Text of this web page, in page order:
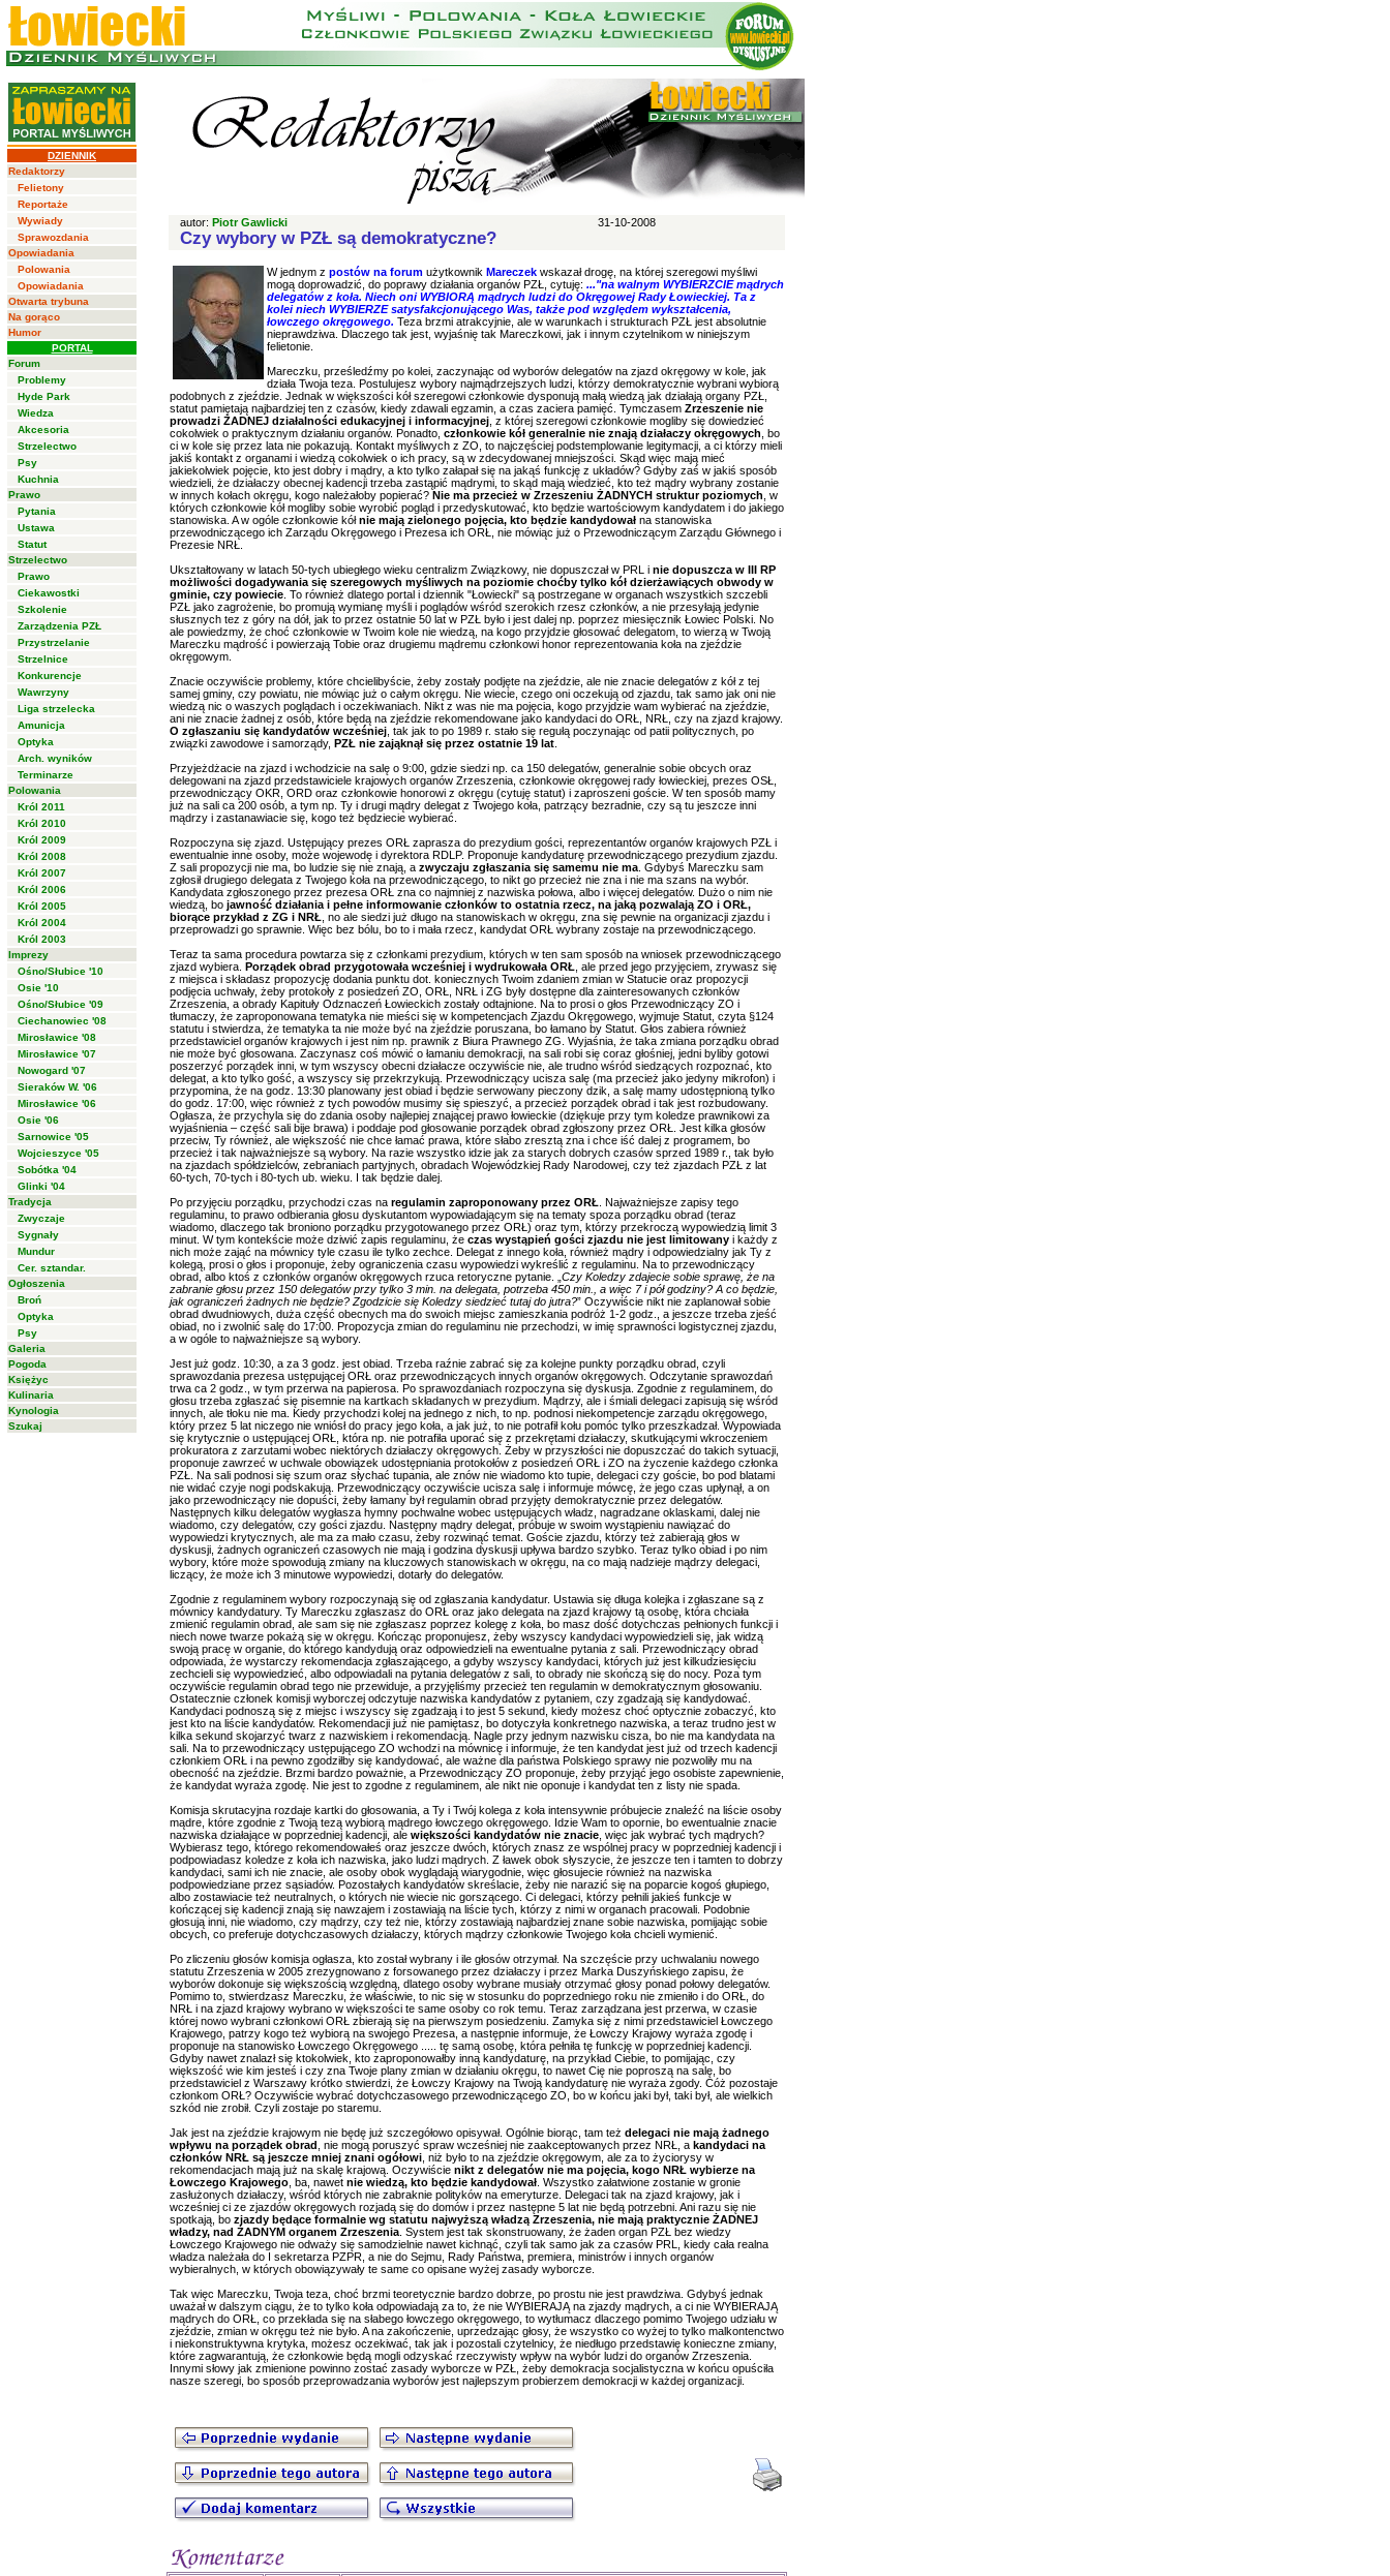
DZIENNIK
Redaktorzy
Felietony
Reportaże
Wywiady
Sprawozdania
Opowiadania
Polowania
Opowiadania
Otwarta trybuna
Na gorąco
Humor
PORTAL
Forum
Problemy
Hyde Park
Wiedza
Akcesoria
Strzelectwo
Psy
Kuchnia
Prawo
Pytania
Ustawa
Statut
Strzelectwo
Prawo
Ciekawostki
Szkolenie
Zarządzenia PZŁ
Przystrzelanie
Strzelnice
Konkurencje
Wawrzyny
Liga strzelecka
Amunicja
Optyka
Arch. wyników
Terminarze
Polowania
Król 2011
Król 2010
Król 2009
Król 2008
Król 2007
Król 2006
Król 2005
Król 2004
Król 2003
Imprezy
Ośno/Słubice '10
Osie '10
Ośno/Słubice '09
Ciechanowiec '08
Mirosławice '08
Mirosławice '07
Nowogard '07
Sieraków W. '06
Mirosławice '06
Osie '06
Sarnowice '05
Wojcieszyce '05
Sobótka '04
Glinki '04
Tradycja
Zwyczaje
Sygnały
Mundur
Cer. sztandar.
Ogłoszenia
Broń
Optyka
Psy
Galeria
Pogoda
Księżyc
Kulinaria
Kynologia
Szukaj
autor: Piotr Gawlicki 31-10-2008
Czy wybory w PZŁ są demokratyczne?
W jednym z postów na forum użytkownik Mareczek wskazał drogę, na której szeregowi myśliwi
mogą doprowadzić, do poprawy działania organów PZŁ, cytuję: ..."na walnym WYBIERZCIE mądrych
delegatów z koła. Niech oni WYBIORĄ mądrych ludzi do Okręgowej Rady Łowieckiej. Ta z
kolei niech WYBIERZE satysfakcjonującego Was, także pod względem wykształcenia,
łowczego okręgowego. Teza brzmi atrakcyjnie, ale w warunkach i strukturach PZŁ jest absolutnie
nieprawdziwa. Dlaczego tak jest, wyjaśnię tak Mareczkowi, jak i innym czytelnikom w niniejszym
felietonie.
Mareczku, prześledźmy po kolei, zaczynając od wyborów delegatów na zjazd okręgowy w kole, jak
działa Twoja teza. Postulujesz wybory najmądrzejszych ludzi, którzy demokratycznie wybrani wybiorą
podobnych z zjeździe. Jednak w większości kół szeregowi członkowie dysponują małą wiedzą jak działają organy PZŁ,
statut pamiętają najbardziej ten z czasów, kiedy zdawali egzamin, a czas zaciera pamięć. Tymczasem Zrzeszenie nie
prowadzi ŻADNEJ działalności edukacyjnej i informacyjnej , z której szeregowi członkowie mogliby się dowiedzieć
cokolwiek o praktycznym działaniu organów. Ponadto, członkowie kół generalnie nie znają działaczy okręgowych , bo
ci w kole się przez lata nie pokazują. Kontakt myśliwych z ZO, to najczęściej podstemplowanie legitymacji, a ci którzy mieli
jakiś kontakt z organami i wiedzą cokolwiek o ich pracy, są w zdecydowanej mniejszości. Skąd więc mają mieć
jakiekolwiek pojęcie, kto jest dobry i mądry, a kto tylko załapał się na jakąś funkcję z układów? Gdyby zaś w jakiś sposób
wiedzieli, że działaczy obecnej kadencji trzeba zastąpić mądrymi, to skąd mają wiedzieć, kto też mądry wybrany zostanie
w innych kołach okręgu, kogo należałoby popierać? Nie ma przecież w Zrzeszeniu ŻADNYCH struktur poziomych , w
których członkowie kół mogliby sobie wyrobić pogląd i przedyskutować, kto będzie wartościowym kandydatem i do jakiego
stanowiska. A w ogóle członkowie kółnie mają zielonego pojęcia, kto będzie kandydował na stanowiska
przewodniczącego ich Zarządu Okręgowego i Prezesa ich ORŁ, nie mówiąc już o Przewodniczącym Zarządu Głównego i
Prezesie NRŁ.
Ukształtowany w latach 50-tych ubiegłego wieku centralizm Związkowy, nie dopuszczał w PRL i nie dopuszcza w III RP
możliwości dogadywania się szeregowych myśliwych na poziomie choćby tylko kół dzierżawiących obwody w
gminie, czy powiecie . To również dlatego portal i dziennik "Łowiecki" są postrzegane w organach wszystkich szczebli
PZŁ jako zagrożenie, bo promują wymianę myśli i poglądów wśród szerokich rzesz członków, a nie przesyłają jedynie
słusznych tez z góry na dół, jak to przez ostatnie 50 lat w PZŁ było i jest dalej np. poprzez miesięcznik Łowiec Polski. No
ale powiedzmy, że choć członkowie w Twoim kole nie wiedzą, na kogo przyjdzie głosować delegatom, to wierzą w Twoją
Mareczku mądrość i powierzają Tobie oraz drugiemu mądremu członkowi honor reprezentowania koła na zjeździe
okręgowym.
Znacie oczywiście problemy, które chcielibyście, żeby zostały podjęte na zjeździe, ale nie znacie delegatów z kół z tej
samej gminy, czy powiatu, nie mówiąc już o całym okręgu. Nie wiecie, czego oni oczekują od zjazdu, tak samo jak oni nie
wiedzą nic o waszych poglądach i oczekiwaniach. Nikt z was nie ma pojęcia, kogo przyjdzie wam wybierać na zjeździe,
ani nie znacie żadnej z osób, które będą na zjeździe rekomendowane jako kandydaci do ORŁ, NRŁ, czy na zjazd krajowy.
O zgłaszaniu się kandydatów wcześniej , tak jak to po 1989 r. stało się regułą poczynając od patii politycznych, po
związki zawodowe i samorządy, PZŁ nie zająknął się przez ostatnie 19 lat
Przyjeżdżacie na zjazd i wchodzicie na salę o 9:00, gdzie siedzi np. ca 150 delegatów, generalnie sobie obcych oraz
delegowani na zjazd przedstawiciele krajowych organów Zrzeszenia, członkowie okręgowej rady łowieckiej, prezes OSŁ,
przewodniczący OKR, ORD oraz członkowie honorowi z okręgu (cytuję statut) i zaproszeni goście. W ten sposób mamy
już na sali ca 200 osób, a tym np. Ty i drugi mądry delegat z Twojego koła, patrzący bezradnie, czy są tu jeszcze inni
mądrzy i zastanawiacie się, kogo też będziecie wybierać.
Rozpoczyna się zjazd. Ustępujący prezes ORŁ zaprasza do prezydium gości, reprezentantów organów krajowych PZŁ i
ewentualnie inne osoby, może wojewodę i dyrektora RDLP. Proponuje kandydaturę przewodniczącego prezydium zjazdu.
Z sali propozycji nie ma, bo ludzie się nie znają, a zwyczaju zgłaszania się samemu nie ma . Gdybyś Mareczku sam
zgłosił drugiego delegata z Twojego koła na przewodniczącego, to nikt go przecież nie zna i nie ma szans na wybór.
Kandydata zgłoszonego przez prezesa ORŁ zna co najmniej z nazwiska połowa, albo i więcej delegatów. Dużo o nim nie
wiedzą, bo jawność działania i pełne informowanie członków to ostatnia rzecz, na jaką pozwalają ZO i ORŁ,
biorące przykład z ZG i NRŁ , no ale siedzi już długo na stanowiskach w okręgu, zna się pewnie na organizacji zjazdu i
przeprowadzi go sprawnie. Więc bez bólu, bo to i mała rzecz, kandydat ORŁ wybrany zostaje na przewodniczącego.
Teraz ta sama procedura powtarza się z członkami prezydium, których w ten sam sposób na wniosek przewodniczącego
zjazd wybiera. Porządek obrad przygotowała wcześniej i wydrukowała ORŁ , ale przed jego przyjęciem, zrywasz się
z miejsca i składasz propozycję dodania punktu dot. koniecznych Twoim zdaniem zmian w Statucie oraz propozycji
podjęcia uchwały, żeby protokoły z posiedzeń ZO, ORŁ, NRŁ i ZG były dostępne dla zainteresowanych członków
Zrzeszenia, a obrady Kapituły Odznaczeń Łowieckich zostały odtajnione. Na to prosi o głos Przewodniczący ZO i
tłumaczy, że zaproponowana tematyka nie mieści się w kompetencjach Zjazdu Okręgowego, wyjmuje Statut, czyta §124
statutu i stwierdza, że tematyka ta nie może być na zjeździe poruszana, bo łamano by Statut. Głos zabiera również
przedstawiciel organów krajowych i jest nim np. prawnik z Biura Prawnego ZG. Wyjaśnia, że taka zmiana porządku obrad
nie może być głosowana. Zaczynasz coś mówić o łamaniu demokracji, na sali robi się coraz głośniej, jedni byliby gotowi
poszerzyć porządek inni, w tym wszyscy obecni działacze oczywiście nie, ale trudno wśród siedzących rozpoznać, kto
delegat, a kto tylko gość, a wszyscy się przekrzykują. Przewodniczący ucisza salę (ma przecież jako jedyny mikrofon) i
przypomina, że na godz. 13:30 planowany jest obiad i będzie serwowany pieczony dzik, a salę mamy udostępnioną tylko
do godz. 17:00, więc również z tych powodów musimy się spieszyć, a przecież porządek obrad i tak jest rozbudowany.
Ogłasza, że przychyla się do zdania osoby najlepiej znającej prawo łowieckie (dziękuje przy tym koledze prawnikowi za
wyjaśnienia – część sali bije brawa) i poddaje pod głosowanie porządek obrad zgłoszony przez ORŁ. Jest kilka głosów
przeciw, Ty również, ale większość nie chce łamać prawa, które słabo zresztą zna i chce iść dalej z programem, bo
przecież i tak najważniejsze są wybory. Na razie wszystko idzie jak za starych dobrych czasów sprzed 1989 r., tak było
na zjazdach spółdzielców, zebraniach partyjnych, obradach Wojewódzkiej Rady Narodowej, czy też zjazdach PZŁ z lat
60-tych, 70-tych i 80-tych ub. wieku. I tak będzie dalej.
Po przyjęciu porządku, przychodzi czas na regulamin zaproponowany przez ORŁ . Najważniejsze zapisy tego
regulaminu, to prawo odbierania głosu dyskutantom wypowiadającym się na tematy spoza porządku obrad (teraz
wiadomo, dlaczego tak broniono porządku przygotowanego przez ORŁ) oraz tym, którzy przekroczą wypowiedzią limit 3
minut. W tym kontekście może dziwić zapis regulaminu, że czas wystąpień gości zjazdu nie jest limitowany i każdy z
nich może zająć na mównicy tyle czasu ile tylko zechce. Delegat z innego koła, również mądry i odpowiedzialny jak Ty z
kolegą, prosi o głos i proponuje, żeby ograniczenia czasu wypowiedzi wykreślić z regulaminu. Na to przewodniczący
obrad, albo ktoś z członków organów okręgowych rzuca retoryczne pytanie. „ Czy Koledzy zdajecie sobie sprawę, że na
zabranie głosu przez 150 delegatów przy tylko 3 min. na delegata, potrzeba 450 min., a więc 7 i pół godziny? A co będzie,
jak ograniczeń żadnych nie będzie? Zgodzicie się Koledzy siedzieć tutaj do jutra?” Oczywiście nikt nie zaplanował sobie
obrad dwudniowych, duża część obecnych ma do swoich miejsc zamieszkania podróż 1-2 godz., a jeszcze trzeba zjeść
obiad, no i zwolnić salę do 17:00. Propozycja zmian do regulaminu nie przechodzi, w imię sprawności logistycznej zjazdu,
a w ogóle to najważniejsze są wybory.
Jest już godz. 10:30, a za 3 godz. jest obiad. Trzeba raźnie zabrać się za kolejne punkty porządku obrad, czyli
sprawozdania prezesa ustępującej ORŁ oraz przewodniczących innych organów okręgowych. Odczytanie sprawozdań
trwa ca 2 godz., w tym przerwa na papierosa. Po sprawozdaniach rozpoczyna się dyskusja. Zgodnie z regulaminem, do
głosu trzeba zgłaszać się pisemnie na kartkach składanych w prezydium. Mądrzy, ale i śmiali delegaci zapisują się wśród
innych, ale tłoku nie ma. Kiedy przychodzi kolej na jednego z nich, to np. podnosi niekompetencje zarządu okręgowego,
który przez 5 lat niczego nie wniósł do pracy jego koła, a jak już, to nie potrafił kołu pomóc tylko przeszkadzał. Wypowiada
się krytycznie o ustępującej ORŁ, która np. nie potrafiła uporać się z przekrętami działaczy, skutkującymi wkroczeniem
prokuratora z zarzutami wobec niektórych działaczy okręgowych. Żeby w przyszłości nie dopuszczać do takich sytuacji,
proponuje zawrzeć w uchwale obowiązek udostępniania protokołów z posiedzeń ORŁ i ZO na życzenie każdego członka
PZŁ. Na sali podnosi się szum oraz słychać tupania, ale znów nie wiadomo kto tupie, delegaci czy goście, bo pod blatami
nie widać czyje nogi podskakują. Przewodniczący oczywiście ucisza salę i informuje mówcę, że jego czas upłynął, a on
jako przewodniczący nie dopuści, żeby łamany był regulamin obrad przyjęty demokratycznie przez delegatów.
Następnych kilku delegatów wygłasza hymny pochwalne wobec ustępujących władz, nagradzane oklaskami, dalej nie
wiadomo, czy delegatów, czy gości zjazdu. Następny mądry delegat, próbuje w swoim wystąpieniu nawiązać do
wypowiedzi krytycznych, ale ma za mało czasu, żeby rozwinąć temat. Goście zjazdu, którzy też zabierają głos w
dyskusji, żadnych ograniczeń czasowych nie mają i godzina dyskusji upływa bardzo szybko. Teraz tylko obiad i po nim
wybory, które może spowodują zmiany na kluczowych stanowiskach w okręgu, na co mają nadzieje mądrzy delegaci,
liczący, że może ich 3 minutowe wypowiedzi, dotarły do delegatów.
Zgodnie z regulaminem wybory rozpoczynają się od zgłaszania kandydatur. Ustawia się długa kolejka i zgłaszane są z
mównicy kandydatury. Ty Mareczku zgłaszasz do ORŁ oraz jako delegata na zjazd krajowy tą osobę, która chciała
zmienić regulamin obrad, ale sam się nie zgłaszasz poprzez kolegę z koła, bo masz dość dotychczas pełnionych funkcji i
niech nowe twarze pokażą się w okręgu. Kończąc proponujesz, żeby wszyscy kandydaci wypowiedzieli się, jak widzą
swoją pracę w organie, do którego kandydują oraz odpowiedzieli na ewentualne pytania z sali. Przewodniczący obrad
odpowiada, że wystarczy rekomendacja zgłaszającego, a gdyby wszyscy kandydaci, których już jest kilkudziesięciu
zechcieli się wypowiedzieć, albo odpowiadali na pytania delegatów z sali, to obrady nie skończą się do nocy. Poza tym
oczywiście regulamin obrad tego nie przewiduje, a przyjęliśmy przecież ten regulamin w demokratycznym głosowaniu.
Ostatecznie członek komisji wyborczej odczytuje nazwiska kandydatów z pytaniem, czy zgadzają się kandydować.
Kandydaci podnoszą się z miejsc i wszyscy się zgadzają i to jest 5 sekund, kiedy możesz choć optycznie zobaczyć, kto
jest kto na liście kandydatów. Rekomendacji już nie pamiętasz, bo dotyczyła konkretnego nazwiska, a teraz trudno jest w
kilka sekund skojarzyć twarz z nazwiskiem i rekomendacją. Nagle przy jednym nazwisku cisza, bo nie ma kandydata na
sali. Na to przewodniczący ustępującego ZO wchodzi na mównicę i informuje, że ten kandydat jest już od trzech kadencji
członkiem ORŁ i na pewno zgodziłby się kandydować, ale ważne dla państwa Polskiego sprawy nie pozwoliły mu na
obecność na zjeździe. Brzmi bardzo poważnie, a Przewodniczący ZO proponuje, żeby przyjąć jego osobiste zapewnienie,
że kandydat wyraża zgodę. Nie jest to zgodne z regulaminem, ale nikt nie oponuje i kandydat ten z listy nie spada.
Komisja skrutacyjna rozdaje kartki do głosowania, a Ty i Twój kolega z koła intensywnie próbujecie znaleźć na liście osoby
mądre, które zgodnie z Twoją tezą wybiorą mądrego łowczego okręgowego. Idzie Wam to opornie, bo ewentualnie znacie
nazwiska działające w poprzedniej kadencji, ale większości kandydatów nie znacie , więc jak wybrać tych mądrych?
Wybierasz tego, którego rekomendowałeś oraz jeszcze dwóch, których znasz ze wspólnej pracy w poprzedniej kadencji i
podpowiadasz koledze z koła ich nazwiska, jako ludzi mądrych. Z ławek obok słyszycie, że jeszcze ten i tamten to dobrzy
kandydaci, sami ich nie znacie, ale osoby obok wyglądają wiarygodnie, więc głosujecie również na nazwiska
podpowiedziane przez sąsiadów. Pozostałych kandydatów skreślacie, żeby nie narazić się na poparcie kogoś głupiego,
albo zostawiacie też neutralnych, o których nie wiecie nic gorszącego. Ci delegaci, którzy pełnili jakieś funkcje w
kończącej się kadencji znają się nawzajem i zostawiają na liście tych, którzy z nimi w organach pracowali. Podobnie
głosują inni, nie wiadomo, czy mądrzy, czy też nie, którzy zostawiają najbardziej znane sobie nazwiska, pomijając sobie
obcych, co preferuje dotychczasowych działaczy, których mądrzy członkowie Twojego koła chcieli wymienić.
Po zliczeniu głosów komisja ogłasza, kto został wybrany i ile głosów otrzymał. Na szczęście przy uchwalaniu nowego
statutu Zrzeszenia w 2005 zrezygnowano z forsowanego przez działaczy i przez Marka Duszyńskiego zapisu, że
wyborów dokonuje się większością względną, dlatego osoby wybrane musiały otrzymać głosy ponad połowy delegatów.
Pomimo to, stwierdzasz Mareczku, że właściwie, to nic się w stosunku do poprzedniego roku nie zmieniło i do ORŁ, do
NRŁ i na zjazd krajowy wybrano w większości te same osoby co rok temu. Teraz zarządzana jest przerwa, w czasie
której nowo wybrani członkowi ORŁ zbierają się na pierwszym posiedzeniu. Zamyka się z nimi przedstawiciel Łowczego
Krajowego, patrzy kogo też wybiorą na swojego Prezesa, a następnie informuje, że Łowczy Krajowy wyraża zgodę i
proponuje na stanowisko Łowczego Okręgowego ..... tę samą osobę, która pełniła tę funkcję w poprzedniej kadencji.
Gdyby nawet znalazł się ktokolwiek, kto zaproponowałby inną kandydaturę, na przykład Ciebie, to pomijając, czy
większość wie kim jesteś i czy zna Twoje plany zmian w działaniu okręgu, to nawet Cię nie poproszą na salę, bo
przedstawiciel z Warszawy krótko stwierdzi, że Łowczy Krajowy na Twoją kandydaturę nie wyraża zgody. Cóż pozostaje
członkom ORŁ? Oczywiście wybrać dotychczasowego przewodniczącego ZO, bo w końcu jaki był, taki był, ale wielkich
szkód nie zrobił. Czyli zostaje po staremu.
Jak jest na zjeździe krajowym nie będę już szczegółowo opisywał. Ogólnie biorąc, tam też delegaci nie mają żadnego
wpływu na porządek obrad , nie mogą poruszyć spraw wcześniej nie zaakceptowanych przez NRŁ, a kandydaci na
członków NRŁ są jeszcze mniej znani ogółowi , niż było to na zjeździe okręgowym, ale za to życiorysy w
rekomendacjach mają już na skalę krajową. Oczywiście nikt z delegatów nie ma pojęcia, kogo NRŁ wybierze na
Łowczego Krajowego , ba, nawet nie wiedzą, kto będzie kandydował . Wszystko załatwione zostanie w gronie
zasłużonych działaczy, wśród których nie zabraknie polityków na emeryturze. Delegaci tak na zjazd krajowy, jak i
wcześniej ci ze zjazdów okręgowych rozjadą się do domów i przez następne 5 lat nie będą potrzebni. Ani razu się nie
spotkają, bo zjazdy będące formalnie wg statutu najwyższą władzą Zrzeszenia, nie mają praktycznie ŻADNEJ
władzy, nad ŻADNYM organem Zrzeszenia . System jest tak skonstruowany, że żaden organ PZŁ bez wiedzy
Łowczego Krajowego nie odważy się samodzielnie nawet kichnąć, czyli tak samo jak za czasów PRL, kiedy cała realna
władza należała do I sekretarza PZPR, a nie do Sejmu, Rady Państwa, premiera, ministrów i innych organów
wybieralnych, w których obowiązywały te same co opisane wyżej zasady wyborcze.
Tak więc Mareczku, Twoja teza, choć brzmi teoretycznie bardzo dobrze, po prostu nie jest prawdziwa. Gdybyś jednak
uważał w dalszym ciągu, że to tylko koła odpowiadają za to, że nie WYBIERAJĄ na zjazdy mądrych, a ci nie WYBIERAJĄ
mądrych do ORŁ, co przekłada się na słabego łowczego okręgowego, to wytłumacz dlaczego pomimo Twojego udziału w
zjeździe, zmian w okręgu też nie było. A na zakończenie, uprzedzając głosy, że wszystko co wyżej to tylko malkontenctwo
i niekonstruktywna krytyka, możesz oczekiwać, tak jak i pozostali czytelnicy, że niedługo przedstawię konieczne zmiany,
które zagwarantują, że członkowie będą mogli odzyskać rzeczywisty wpływ na wybór ludzi do organów Zrzeszenia.
Innymi słowy jak zmienione powinno zostać zasady wyborcze w PZŁ, żeby demokracja socjalistyczna w końcu opuściła
nasze szeregi, bo sposób przeprowadzania wyborów jest najlepszym probierzem demokracji w każdej organizacji.